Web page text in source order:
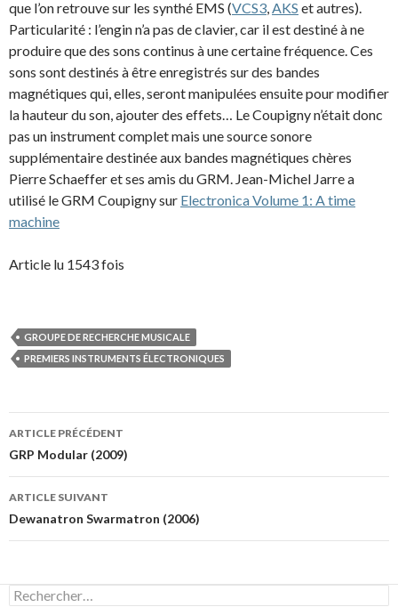
que l’on retrouve sur les synthé EMS (VCS3,AKS et autres).
Particularité : l’engin n’a pas de clavier, car il est destiné à ne
produire que des sons continus à une certaine fréquence. Ces
sons sont destinés à être enregistrés sur des bandes
magnétiques qui, elles, seront manipulées ensuite pour modifier
la hauteur du son, ajouter des effets… Le Coupigny n’était donc
pas un instrument complet mais une source sonore
supplémentaire destinée aux bandes magnétiques chères
Pierre Schaeffer et ses amis du GRM. Jean-Michel Jarre a
utilisé le GRM Coupigny sur Electronica Volume 1: A time
machine
Article lu 1543 fois
GROUPE DE RECHERCHE MUSICALE
PREMIERS INSTRUMENTS ÉLECTRONIQUES
Navigation
des
articles
ARTICLE PRÉCÉDENT
GRP Modular (2009)
ARTICLE SUIVANT
Dewanatron Swarmatron (2006)
Rechercher :